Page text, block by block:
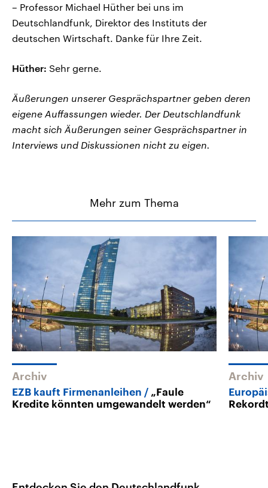
– Professor Michael Hüther bei uns im
Deutschlandfunk, Direktor des Instituts der
deutschen Wirtschaft. Danke für Ihre Zeit.
Hüther: Sehr gerne.
Äußerungen unserer Gesprächspartner geben deren
eigene Auffassungen wieder. Der Deutschlandfunk
macht sich Äußerungen seiner Gesprächspartner in
Interviews und Diskussionen nicht zu eigen.
Mehr zum Thema
Archiv
EZB kauft Firmenanleihen
„Faule
Kredite könnten umgewandelt werden“
Archiv